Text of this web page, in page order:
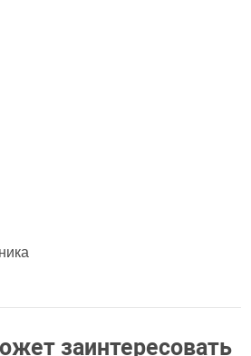
заинтересовать